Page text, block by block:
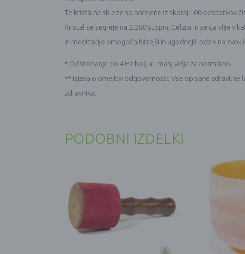
Te kristalne sklede so narejene iz skoraj 100 odstotkov
Kristal se segreje na 2.200 stopinj Celzija in se ga vlije v
in meditacijo omogoča hitrejši in ugodnejši odziv na
* Odstopanje do 4 Hz bolj ali manj velja za normalno.
** Izjava o omejitvi odgovornosti: Vse opisane
zdravnika.
PODOBNI IZDELKI